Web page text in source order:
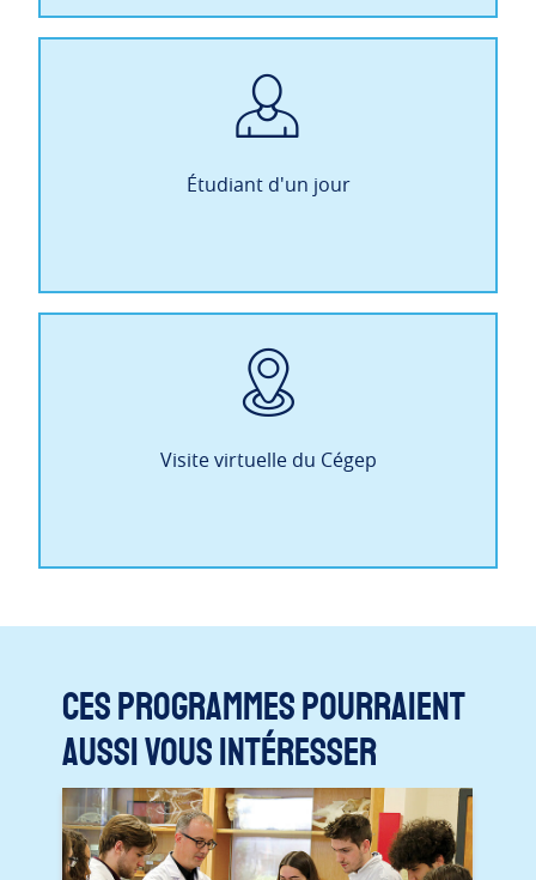
Étudiant d'un jour
Visite virtuelle du Cégep
Ces programmes pourraient
aussi vous intéresser